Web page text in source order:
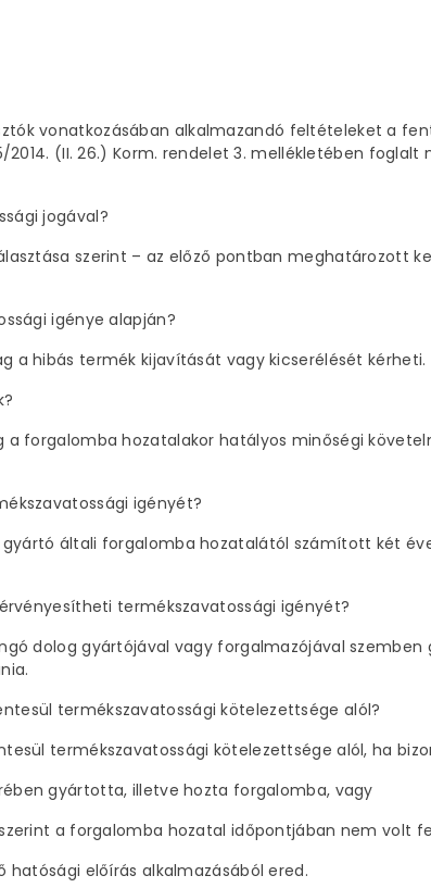
vonatkozásában alkalmazandó feltételeket a
2014. (II. 26.) Korm. rendelet 3. mellékletében
jogával?
szerint – az előző pontban meghatározott
igénye alapján?
a hibás termék kijavítását vagy kicserélését kérheti.
forgalomba hozatalakor hatályos minőségi
igényét?
általi forgalomba hozatalától számított két
termékszavatossági igényét?
dolog gyártójával vagy forgalmazójával
termékszavatossági kötelezettsége alól?
termékszavatossági kötelezettsége alól, ha
gyártotta, illetve hozta forgalomba, vagy
a forgalomba hozatal időpontjában nem volt
hatósági előírás alkalmazásából ered.